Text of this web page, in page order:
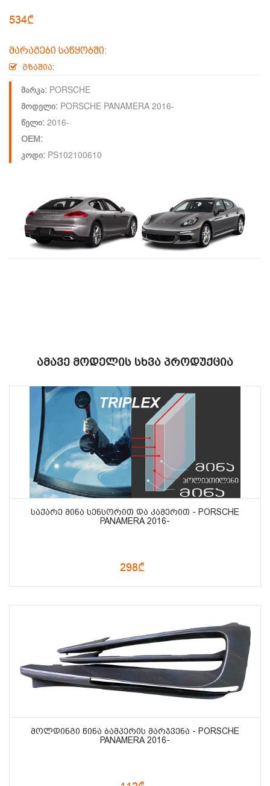
534₾
მარაგები საწყობში:
გზაშია:
მარკა: PORSCHE
მოდელი: PORSCHE PANAMERA 2016-
წელი: 2016-
OEM:
კოდი: PS102100610
Ამავე Მოდელის Სხვა Პროდუქცია
ᲡᲐᲥᲐᲠᲔ ᲛᲘᲜᲐ ᲡᲔᲜᲡᲝᲠᲘᲗ ᲓᲐ ᲙᲐᲛᲔᲠᲘᲗ - PORSCHE
PANAMERA 2016-
298₾
ᲛᲝᲚᲓᲘᲜᲒᲘ ᲬᲘᲜᲐ ᲑᲐᲛᲞᲔᲠᲘᲡ ᲛᲐᲠᲯᲕᲔᲜᲐ - PORSCHE
PANAMERA 2016-